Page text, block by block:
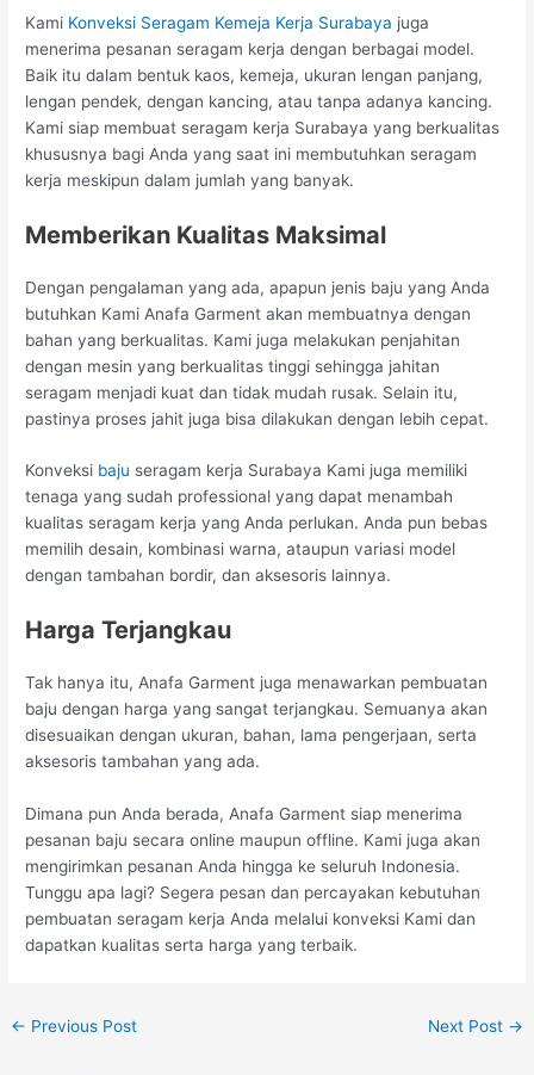
Kami Konveksi Seragam Kemeja Kerja Surabaya juga
menerima pesanan seragam kerja dengan berbagai model.
Baik itu dalam bentuk kaos, kemeja, ukuran lengan panjang,
lengan pendek, dengan kancing, atau tanpa adanya kancing.
Kami siap membuat seragam kerja Surabaya yang berkualitas
khususnya bagi Anda yang saat ini membutuhkan seragam
kerja meskipun dalam jumlah yang banyak.
Memberikan Kualitas Maksimal
Dengan pengalaman yang ada, apapun jenis baju yang Anda
butuhkan Kami Anafa Garment akan membuatnya dengan
bahan yang berkualitas. Kami juga melakukan penjahitan
dengan mesin yang berkualitas tinggi sehingga jahitan
seragam menjadi kuat dan tidak mudah rusak. Selain itu,
pastinya proses jahit juga bisa dilakukan dengan lebih cepat.
Konveksi baju seragam kerja Surabaya Kami juga memiliki
tenaga yang sudah professional yang dapat menambah
kualitas seragam kerja yang Anda perlukan. Anda pun bebas
memilih desain, kombinasi warna, ataupun variasi model
dengan tambahan bordir, dan aksesoris lainnya.
Harga Terjangkau
Tak hanya itu, Anafa Garment juga menawarkan pembuatan
baju dengan harga yang sangat terjangkau. Semuanya akan
disesuaikan dengan ukuran, bahan, lama pengerjaan, serta
aksesoris tambahan yang ada.
Dimana pun Anda berada, Anafa Garment siap menerima
pesanan baju secara online maupun offline. Kami juga akan
mengirimkan pesanan Anda hingga ke seluruh Indonesia.
Tunggu apa lagi? Segera pesan dan percayakan kebutuhan
pembuatan seragam kerja Anda melalui konveksi Kami dan
dapatkan kualitas serta harga yang terbaik.
← Previous Post Next Post →